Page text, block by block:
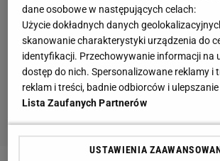
dane osobowe w następujących celach:
Użycie dokładnych danych
skanowanie charakterystyki urządzenia do
identyfikacji. Przechowywanie informacji na
dostęp do nich. Spersonalizowane reklamy i
reklam i treści, badnie odbiorców i ulepszanie
Lista Zaufanych Partnerów
USTAWIENIA